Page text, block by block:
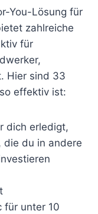
You-Lösung für
zahlreiche
für
Hier sind 33
effektiv ist:
dich erledigt,
du in andere
für unter 10